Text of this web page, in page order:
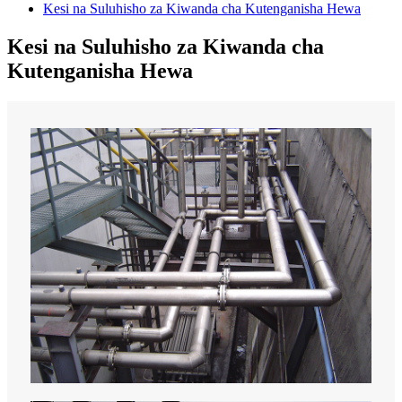
Kesi na Suluhisho za Kiwanda cha Kutenganisha Hewa
Kesi na Suluhisho za Kiwanda cha
Kutenganisha Hewa